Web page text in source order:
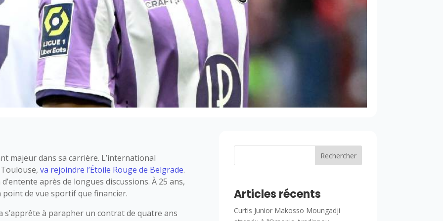
majeur dans sa carrière. L’international
Toulouse,va rejoindre l’Étoile Rouge de Belgrade.
après de longues discussions. À 25 ans,
de vue sportif que financier.
s’apprête à parapher un contrat de quatre ans
Rechercher
Articles récents
Curtis Junior Makosso Moungadji